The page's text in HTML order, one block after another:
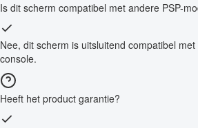
Is dit scherm compatibel met andere PSP-
Nee, dit scherm is uitsluitend compatibel
console.
Heeft het product garantie?